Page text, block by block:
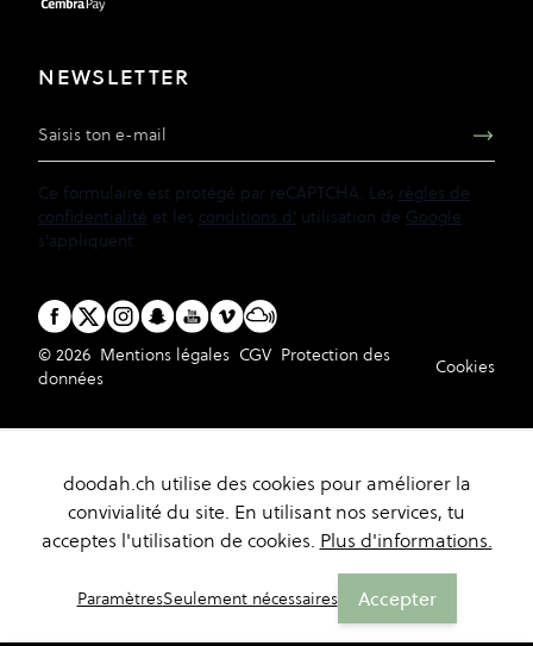
NEWSLETTER
Adresse e-mail
Ce formulaire est protégé par reCAPTCHA. Les règles de
confidentialité et les conditions d' utilisation de Google
s'appliquent.
© 2026 Mentions légales CGV Protection des
données
Cookies
doodah.ch utilise des cookies pour améliorer la
convivialité du site. En utilisant nos services, tu
acceptes l'utilisation de cookies. Plus d'informations.
ParamètresSeulement nécessaires Accepter